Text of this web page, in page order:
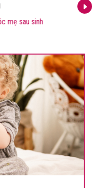
mẹ ơi!
sóc mẹ sau sinh